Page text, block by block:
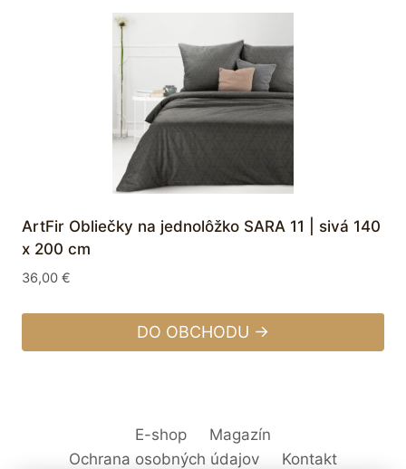
ArtFir Obliečky na jednolôžko SARA 11 | sivá 140
x 200 cm
36,00 €
DO OBCHODU →
E-shop
Magazín
Ochrana osobných údajov
Kontakt